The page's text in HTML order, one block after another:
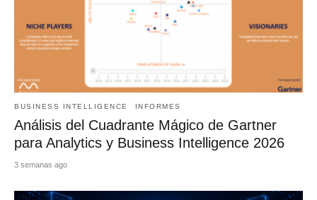
BUSINESS INTELLIGENCE INFORMES
Análisis del Cuadrante Mágico de Gartner
para Analytics y Business Intelligence 2026
3 semanas ago